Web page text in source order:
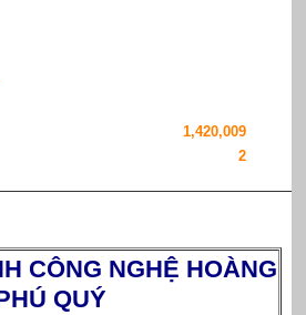
1,420,009
2
CÔNG NGHỆ HOÀNG
QUÝ